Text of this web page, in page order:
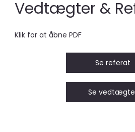
Vedtægter &
Klik for at åbne PDF
Se referat
Se